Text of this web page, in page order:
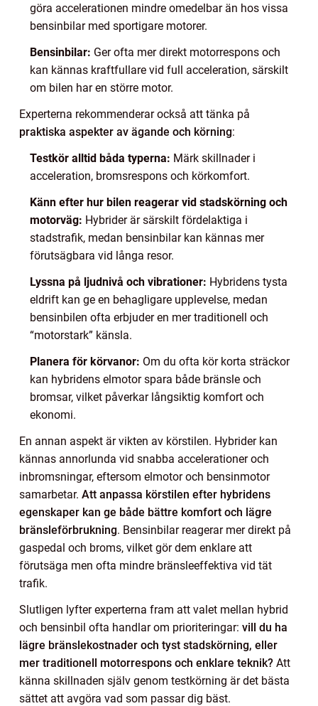
göra accelerationen mindre omedelbar än hos vissa
bensinbilar med sportigare motorer.
Bensinbilar: Ger ofta mer direkt motorrespons och
kan kännas kraftfullare vid full acceleration, särskilt
om bilen har en större motor.
Experterna rekommenderar också att tänka på
praktiska aspekter av ägande och körning:
Testkör alltid båda typerna: Märk skillnader i
acceleration, bromsrespons och körkomfort.
Känn efter hur bilen reagerar vid stadskörning och
motorväg: Hybrider är särskilt fördelaktiga i
stadstrafik, medan bensinbilar kan kännas mer
förutsägbara vid långa resor.
Lyssna på ljudnivå och vibrationer: Hybridens tysta
eldrift kan ge en behagligare upplevelse, medan
bensinbilen ofta erbjuder en mer traditionell och
“motorstark” känsla.
Planera för körvanor: Om du ofta kör korta sträckor
kan hybridens elmotor spara både bränsle och
bromsar, vilket påverkar långsiktig komfort och
ekonomi.
En annan aspekt är vikten av körstilen. Hybrider kan
kännas annorlunda vid snabba accelerationer och
inbromsningar, eftersom elmotor och bensinmotor
samarbetar. Att anpassa körstilen efter hybridens
egenskaper kan ge både bättre komfort och lägre
bränsleförbrukning. Bensinbilar reagerar mer direkt på
gaspedal och broms, vilket gör dem enklare att
förutsäga men ofta mindre bränsleeffektiva vid tät
trafik.
Slutligen lyfter experterna fram att valet mellan hybrid
och bensinbil ofta handlar om prioriteringar: vill du ha
lägre bränslekostnader och tyst stadskörning, eller
mer traditionell motorrespons och enklare teknik? Att
känna skillnaden själv genom testkörning är det bästa
sättet att avgöra vad som passar dig bäst.